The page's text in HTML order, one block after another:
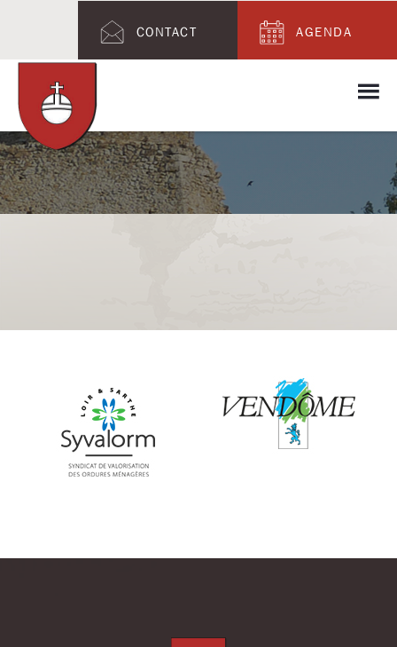
AGENDA
CONTACT